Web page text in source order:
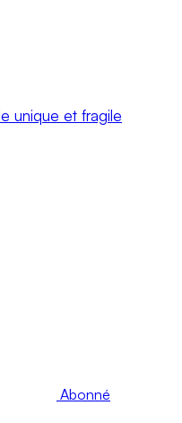
unique et fragile
Abonné